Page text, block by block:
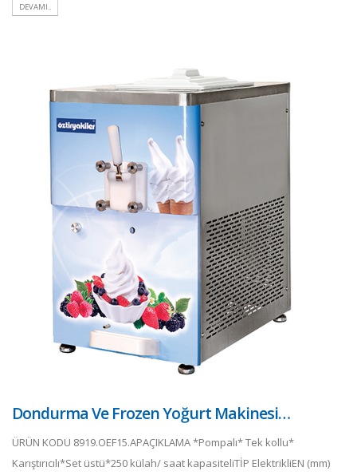
DEVAMI..
Dondurma Ve Frozen Yoğurt Makinesi…
ÜRÜN KODU 8919.OEF15.APAÇIKLAMA *Pompalı* Tek kollu*
Karıştırıcılı*Set üstü*250 külah/ saat kapasiteliTİP ElektrikliEN (mm)